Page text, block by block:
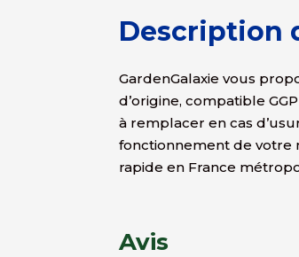
Description
GardenGalaxie vous
d’origine, compatible
à remplacer en cas
fonctionnement de votre
rapide en France
Avis